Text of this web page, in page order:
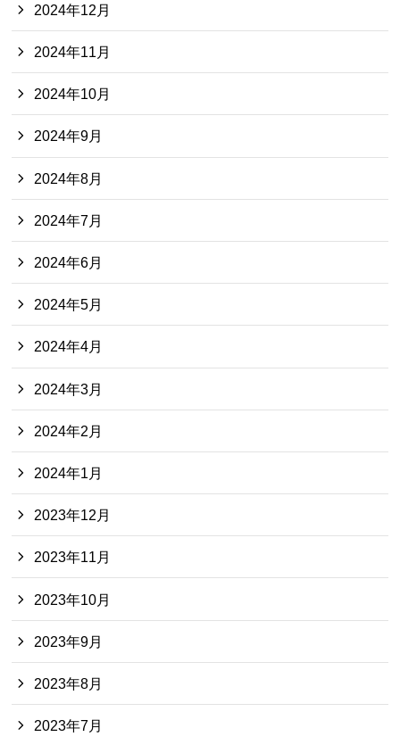
2024年12月
2024年11月
2024年10月
2024年9月
2024年8月
2024年7月
2024年6月
2024年5月
2024年4月
2024年3月
2024年2月
2024年1月
2023年12月
2023年11月
2023年10月
2023年9月
2023年8月
2023年7月